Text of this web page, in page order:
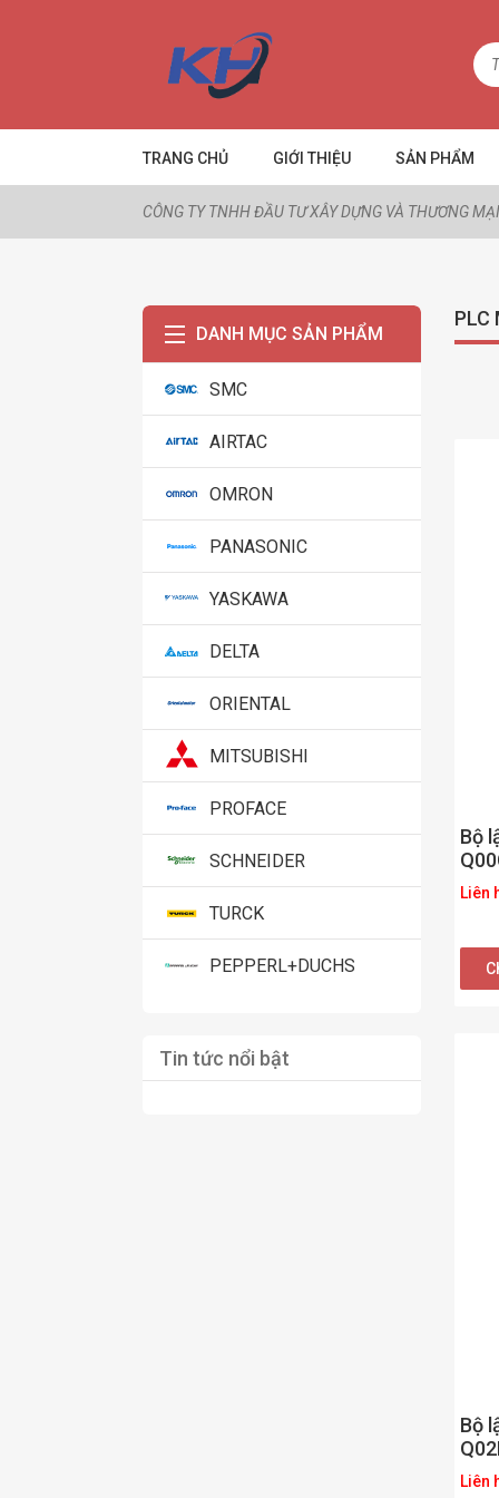
TRANG CHỦ GIỚI THIỆU SẢN PHẨM
CÔNG TY TNHH ĐẦU TƯ XÂY DỰNG VÀ THƯƠNG
DANH MỤC SẢN PHẨM
SMC
AIRTAC
OMRON
PANASONIC
YASKAWA
DELTA
ORIENTAL
MITSUBISHI
PROFACE
SCHNEIDER
TURCK
PEPPERL+DUCHS
Tin tức nổi bật
PLC
Bộ
Liên
Bộ
Liên